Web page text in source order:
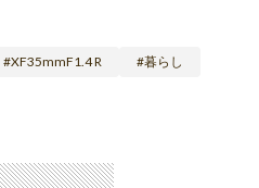
XF35mmF1.4 R 暮らし